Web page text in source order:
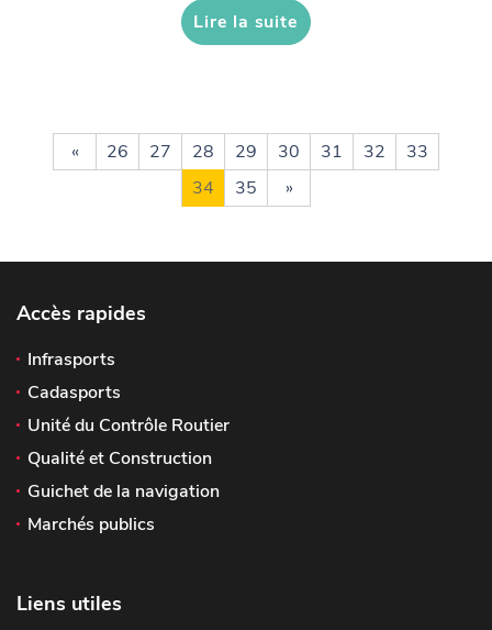
Lire la suite
« 26 27 28 29 30 31 32
33
34
35 »
Accès rapides
Infrasports
Cadasports
Unité du Contrôle Routier
Qualité et Construction
Guichet de la navigation
Marchés publics
Liens utiles